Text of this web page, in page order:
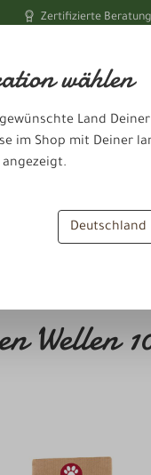
Zertifizierte
Schlafen & Ausruhen
Wellen
wählen
Land
im Shop mit Deiner